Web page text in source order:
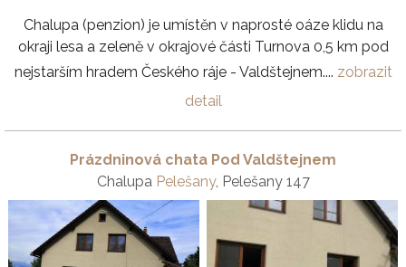
Chalupa (penzion) je umístěn v naprosté oáze klidu na
okraji lesa a zeleně v okrajové části Turnova 0,5 km pod
nejstarším hradem Českého ráje - Valdštejnem.... zobrazit
detail
Prázdninová chata Pod Valdštejnem
Chalupa Pelešany, Pelešany 147